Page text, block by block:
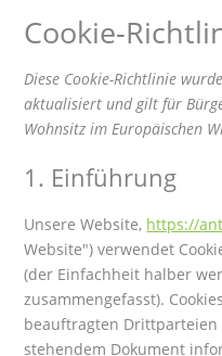
Cookie-
Diese Cookie-Richtlinie
aktualisiert und gilt für
Wohnsitz im Europäischen
1. Einführung
Unsere Website, https://
Website") verwendet
(der Einfachheit halber
zusammengefasst).
beauftragten
stehendem Dokument